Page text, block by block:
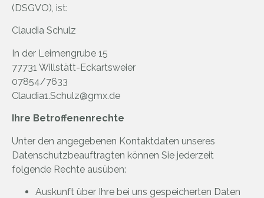
(DSGVO), ist:
Claudia Schulz
In der Leimengrube 15
77731 Willstätt-Eckartsweier
07854/7633
Claudia1.Schulz@gmx.de
Ihre Betroffenenrechte
Unter den angegebenen Kontaktdaten unseres
Datenschutzbeauftragten können Sie jederzeit
folgende Rechte ausüben:
Auskunft über Ihre bei uns gespeicherten Daten